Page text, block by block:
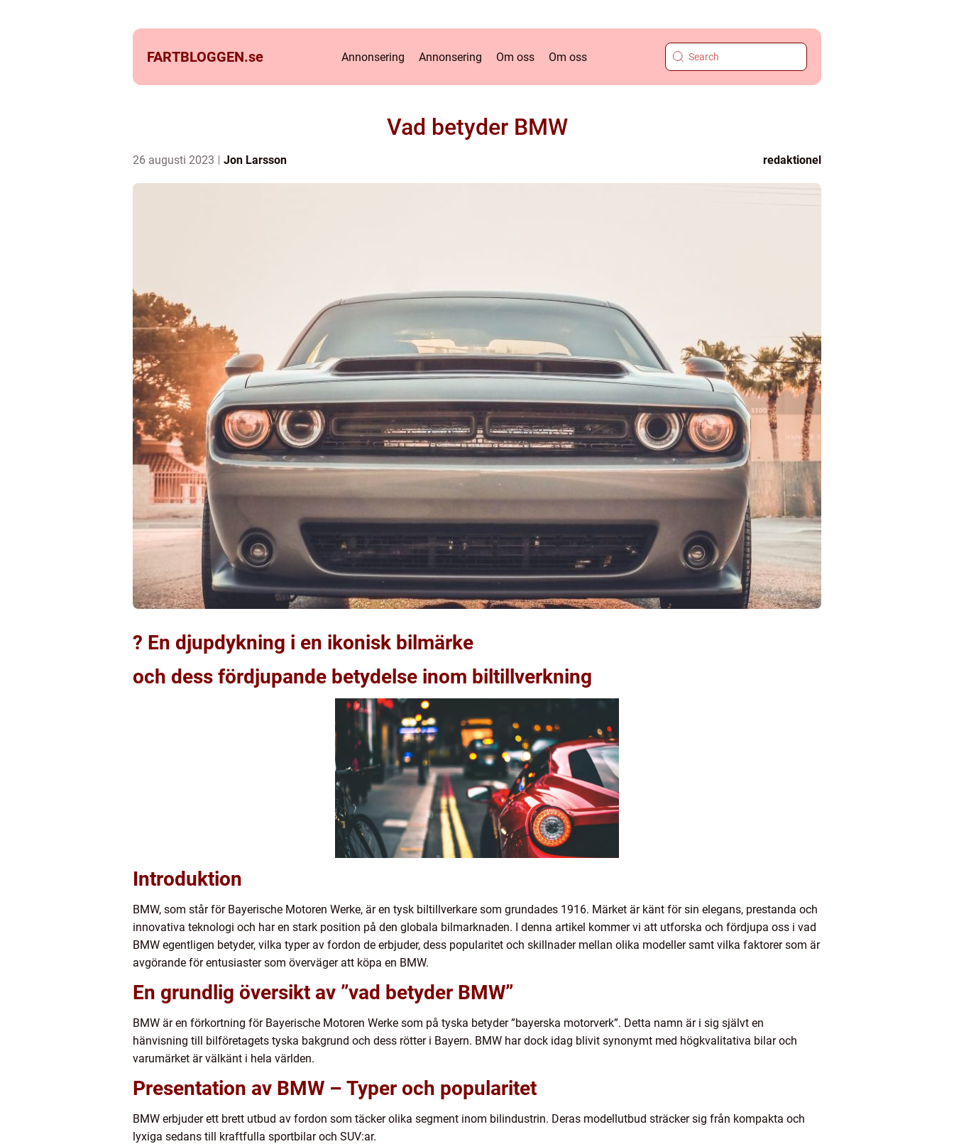
FARTBLOGGEN.se Annonsering Annonsering Om oss Om oss
Vad betyder BMW
26 augusti 2023 Jon Larsson redaktionel
? En djupdykning i en ikonisk bilmärke
och dess fördjupande betydelse inom biltillverkning
Introduktion
BMW, som står för Bayerische Motoren Werke, är en tysk biltillverkare som grundades 1916. Märket är känt för sin elegans, prestanda och
innovativa teknologi och har en stark position på den globala bilmarknaden. I denna artikel kommer vi att utforska och fördjupa oss i vad
BMW egentligen betyder, vilka typer av fordon de erbjuder, dess popularitet och skillnader mellan olika modeller samt vilka faktorer som är
avgörande för entusiaster som överväger att köpa en BMW.
En grundlig översikt av ”vad betyder BMW”
BMW är en förkortning för Bayerische Motoren Werke som på tyska betyder ”bayerska motorverk”. Detta namn är i sig självt en
hänvisning till bilföretagets tyska bakgrund och dess rötter i Bayern. BMW har dock idag blivit synonymt med högkvalitativa bilar och
varumärket är välkänt i hela världen.
Presentation av BMW – Typer och popularitet
BMW erbjuder ett brett utbud av fordon som täcker olika segment inom bilindustrin. Deras modellutbud sträcker sig från kompakta och
lyxiga sedans till kraftfulla sportbilar och SUV:ar.